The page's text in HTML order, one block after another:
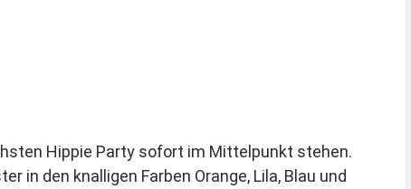
Hippie Party sofort im Mittelpunkt stehen.
in den knalligen Farben Orange, Lila, Blau und